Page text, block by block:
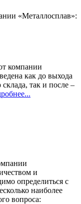
«Металлосплав»:
компании
как до выхода
так и после –
и
определиться с
наиболее
вопроса: